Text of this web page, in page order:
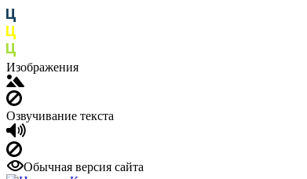
Изображения
Озвучивание текста
Обычная версия сайта